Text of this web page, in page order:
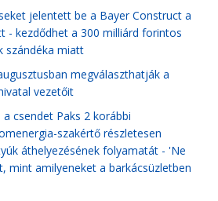
jelentett be a Bayer Construct a
- kezdődhet a 300 milliárd forintos
szándéka miatt
megválaszthatják a
vezetőit
csendet Paks 2 korábbi
szakértő részletesen
áthelyezésének folyamatát - 'Ne
mint amilyeneket a barkácsüzletben